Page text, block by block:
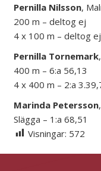
Pernilla Nilsson,
200 m – deltog ej
4 x 100 m – deltog ej
Pernilla Tornemark
400 m – 6:a 56,13
4 x 400 m – 2:a
Marinda Petersson
Slägga – 1:a 68,51
Visningar: 572